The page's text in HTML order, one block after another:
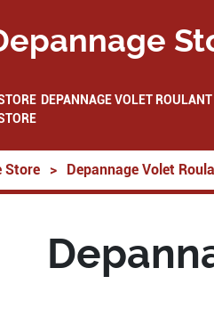
DEPANNAGE VOLET ROULANT
Store > Depannage Volet